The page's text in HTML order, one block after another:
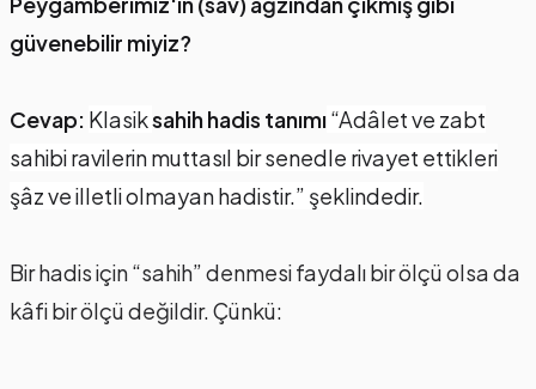
güvenebilir miyiz?
Cevap: Klasiksahih hadis tanımı“Adâlet ve zabt
sahibi ravilerin muttasıl bir senedle rivayet ettikleri
şâz ve illetli olmayan hadistir.” şeklindedir.
Bir hadis için “sahih” denmesi faydalı bir ölçü olsa da
kâfi bir ölçü değildir. Çünkü: